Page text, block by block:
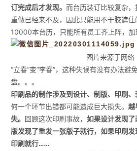
订完成后才发现。而台历装订比较复杂，
重做已经来不及，因此只能用不干胶遮
10000本台历，只能所有员工齐上阵，加
图片来源于网络
“立春”变“李春”，这种失误有没有办法避
盘。。。
印刷品的制作涉及到设计、制版、印刷
何一个环节出错都可能造成巨大损失。越
失。 回顾这次印刷事故，如果设计发现了
版发现了重发一张版子就行，如果印刷
印刷就行……